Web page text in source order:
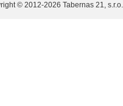
© 2012-2026 Tabernas 21, s.r.o.